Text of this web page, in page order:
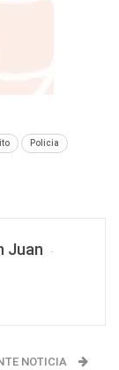
Policia
Juan
NOTICIA